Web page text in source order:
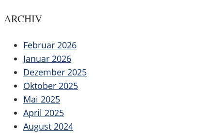
ARCHIV
Februar 2026
Januar 2026
Dezember 2025
Oktober 2025
Mai 2025
April 2025
August 2024